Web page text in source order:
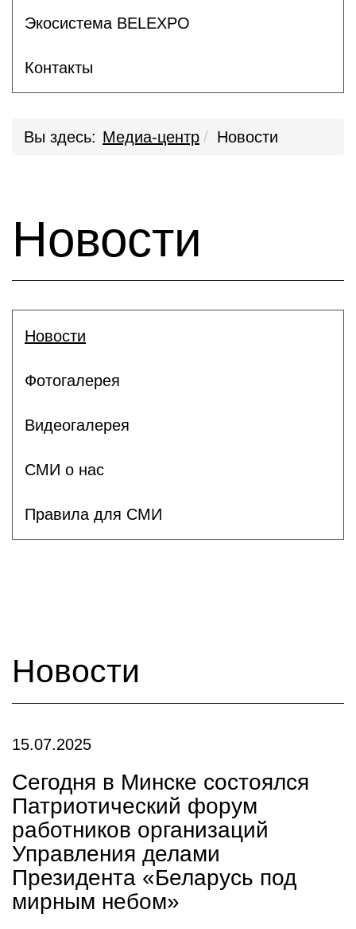
Экосистема BELEXPO
Контакты
Вы здесь: Медиа-центр Новости
Новости
Новости
Фотогалерея
Видеогалерея
СМИ о нас
Правила для СМИ
Новости
15.07.2025
Сегодня в Минске состоялся
Патриотический форум
работников организаций
Управления делами
Президента «Беларусь под
мирным небом»